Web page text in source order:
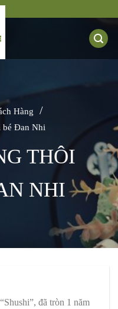
Hàng /
bé Đan Nhi
THÔI
NHI
đã tròn 1 năm